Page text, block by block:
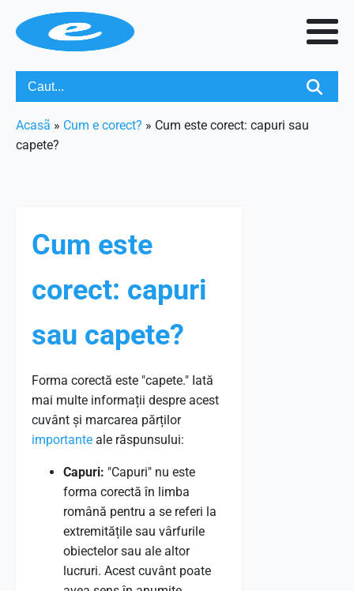
Acasã » Cum e corect? » Cum este corect: capuri sau
capete?
Cum este
corect: capuri
sau capete?
Forma corectă este "capete." Iată
mai multe informații despre acest
cuvânt și marcarea părților
importante ale răspunsului:
Capuri: "Capuri" nu este
forma corectă în limba
română pentru a se referi la
extremitățile sau vârfurile
obiectelor sau ale altor
lucruri. Acest cuvânt poate